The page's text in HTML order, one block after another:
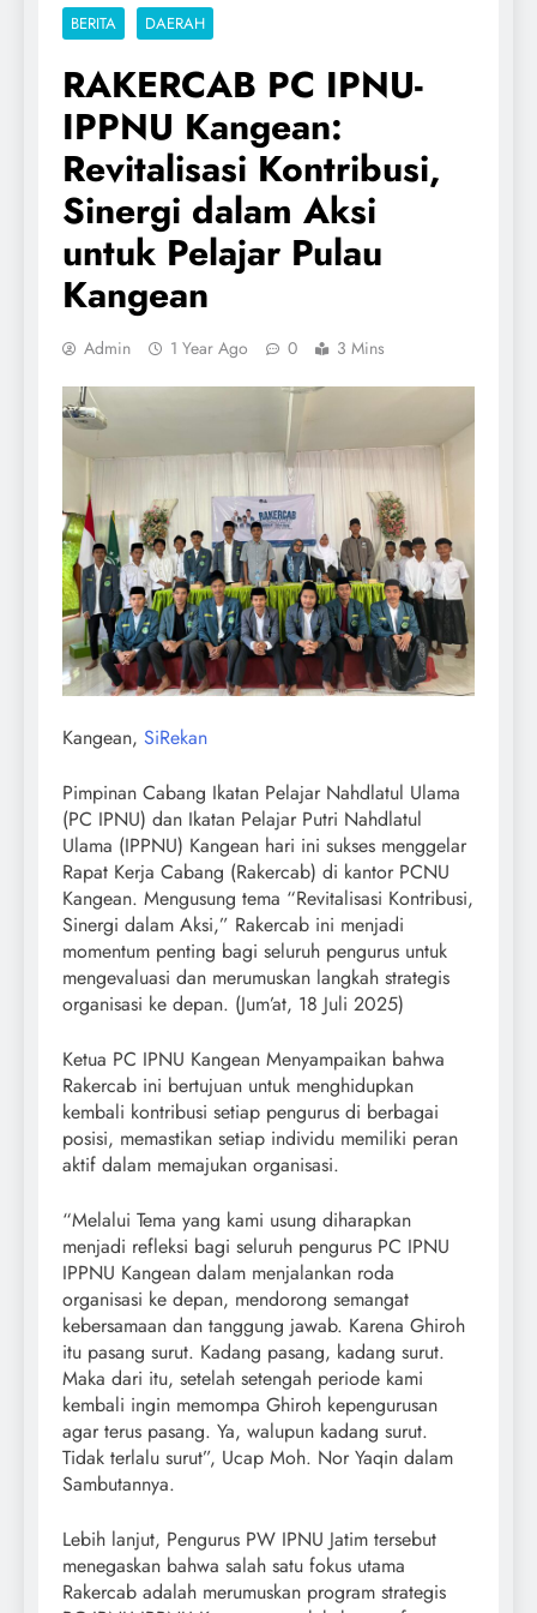
BERITA DAERAH
RAKERCAB PC IPNU-
IPPNU Kangean:
Revitalisasi Kontribusi,
Sinergi dalam Aksi
untuk Pelajar Pulau
Kangean
Admin 1 Year Ago 0 3 Mins
Kangean, SiRekan
Pimpinan Cabang Ikatan Pelajar Nahdlatul Ulama
(PC IPNU) dan Ikatan Pelajar Putri Nahdlatul
Ulama (IPPNU) Kangean hari ini sukses menggelar
Rapat Kerja Cabang (Rakercab) di kantor PCNU
Kangean. Mengusung tema “Revitalisasi Kontribusi,
Sinergi dalam Aksi,” Rakercab ini menjadi
momentum penting bagi seluruh pengurus untuk
mengevaluasi dan merumuskan langkah strategis
organisasi ke depan. (Jum’at, 18 Juli 2025)
Ketua PC IPNU Kangean Menyampaikan bahwa
Rakercab ini bertujuan untuk menghidupkan
kembali kontribusi setiap pengurus di berbagai
posisi, memastikan setiap individu memiliki peran
aktif dalam memajukan organisasi.
“Melalui Tema yang kami usung diharapkan
menjadi refleksi bagi seluruh pengurus PC IPNU
IPPNU Kangean dalam menjalankan roda
organisasi ke depan, mendorong semangat
kebersamaan dan tanggung jawab. Karena Ghiroh
itu pasang surut. Kadang pasang, kadang surut.
Maka dari itu, setelah setengah periode kami
kembali ingin memompa Ghiroh kepengurusan
agar terus pasang. Ya, walupun kadang surut.
Tidak terlalu surut”, Ucap Moh. Nor Yaqin dalam
Sambutannya.
Lebih lanjut, Pengurus PW IPNU Jatim tersebut
menegaskan bahwa salah satu fokus utama
Rakercab adalah merumuskan program strategis